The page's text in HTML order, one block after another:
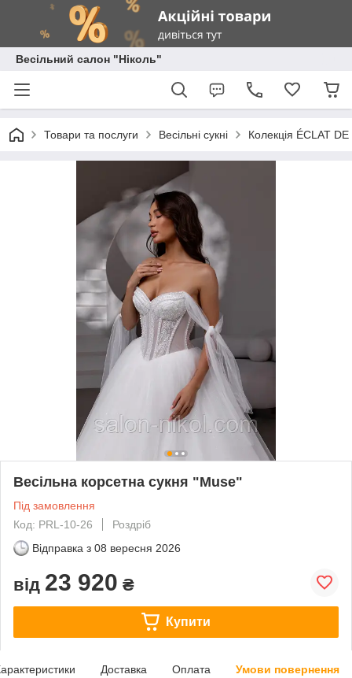
Весільний салон "Ніколь"
Товари та послуги Весільні сукні Колекція ÉCLAT
Весільна корсетна сукня "Muse"
Під замовлення
Код: PRL-10-26
Роздріб
Відправка з 08 вересня 2026
від 23 920 ₴
Купити
Доставка Оплата Умови повернення